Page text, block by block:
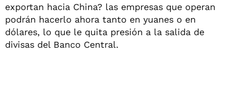
exportan hacia China? las empresas que operan
podrán hacerlo ahora tanto en yuanes o en
dólares, lo que le quita presión a la salida de
divisas del Banco Central.